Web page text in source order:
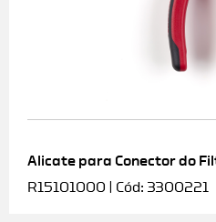
Alicate para Conector do
R15101000 | Cód: 3300221